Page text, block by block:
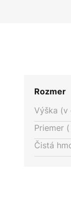
Rozmer
Výška (v
Priemer
Čistá